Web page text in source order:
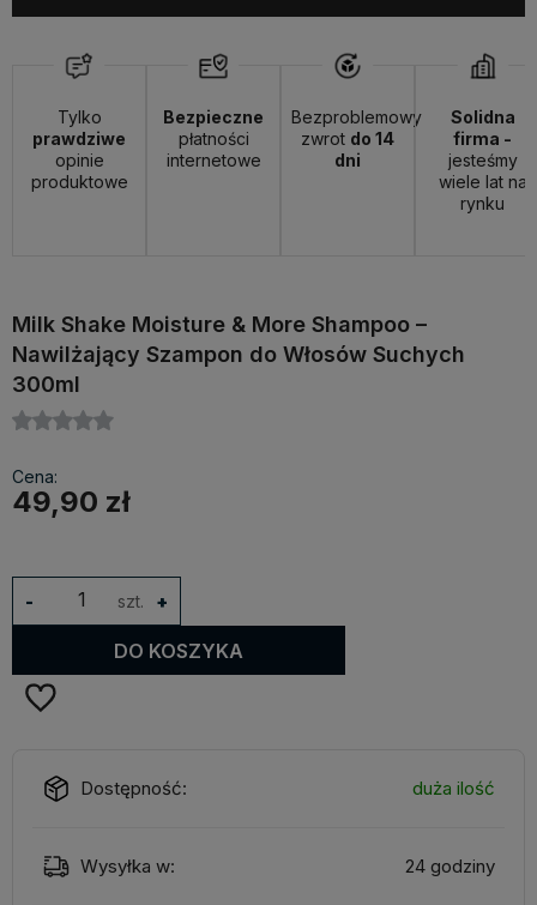
Tylko
prawdziwe
opinie
produktowe
Bezpieczne
płatności
internetowe
Bezproblemowy
zwrot do 14
dni
Solidna
firma -
jesteśmy
wiele lat na
rynku
Milk Shake Moisture & More Shampoo –
Nawilżający Szampon do Włosów Suchych
300ml
Cena:
49,90 zł
szt. +
-
DO KOSZYKA
Dostępność: duża ilość
Wysyłka w: 24 godziny